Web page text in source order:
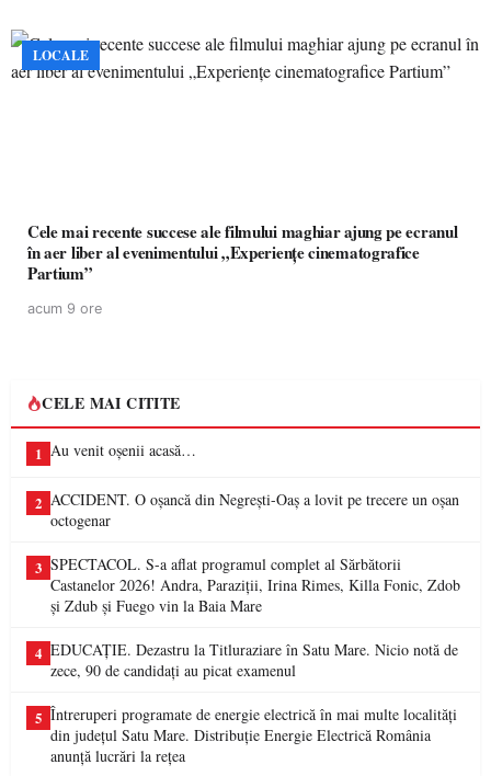
LOCALE
Cele mai recente succese ale filmului maghiar ajung pe ecranul
în aer liber al evenimentului „Experiențe cinematografice
Partium”
acum 9 ore
CELE MAI CITITE
1 Au venit oșenii acasă…
2 ACCIDENT. O oșancă din Negrești-Oaș a lovit pe trecere un oșan
octogenar
3 SPECTACOL. S-a aflat programul complet al Sărbătorii
Castanelor 2026! Andra, Paraziții, Irina Rimes, Killa Fonic, Zdob
și Zdub și Fuego vin la Baia Mare
4 EDUCAȚIE. Dezastru la Titluraziare în Satu Mare. Nicio notă de
zece, 90 de candidați au picat examenul
5 Întreruperi programate de energie electrică în mai multe localități
din județul Satu Mare. Distribuție Energie Electrică România
anunță lucrări la rețea